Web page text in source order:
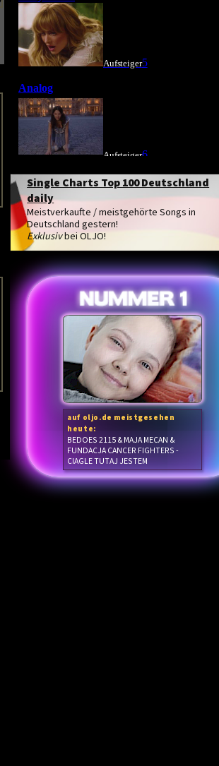
Single Charts Top 100 Deutschland
daily
Meistverkaufte / meistgehörte Songs in
Deutschland gestern!
Exklusivbei OLJO!
auf oljo.de meistgesehen
heute:
BEDOES 2115 & MAJA MECAN &
FUNDACJA CANCER FIGHTERS -
CIAGLE TUTAJ JESTEM